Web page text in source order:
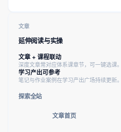
文章
延伸阅读与实操
文章 + 课程联动
深度文章常对应体系课章节，可一键选课。
学习产出可参考
笔记与作业案例在学习产出广场持续更新。
探索全站
文章首页